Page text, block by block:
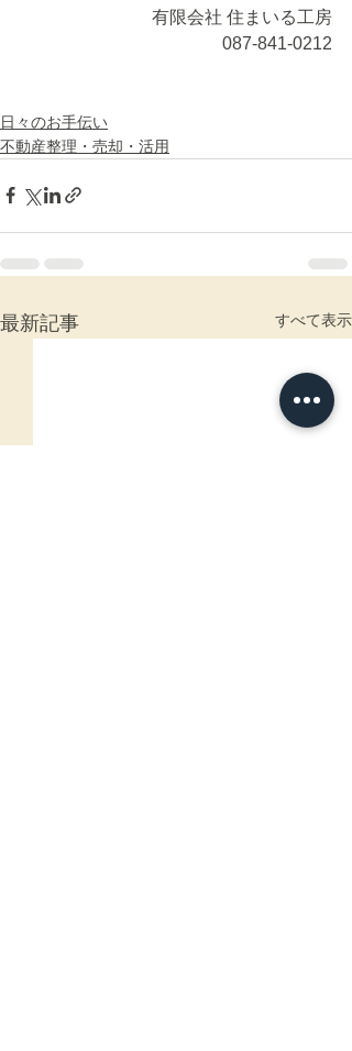
有限会社 住まいる工房
087-841-0212
日々のお手伝い
不動産整理・売却・活用
最新記事 すべて表示